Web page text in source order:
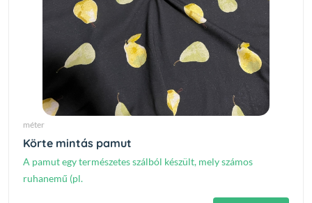
méter
Körte mintás pamut
A pamut egy természetes szálból készült, mely számos
ruhanemű (pl.